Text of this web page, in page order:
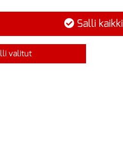
Asiakastili
Luo tili
Salli kaikki
valitut